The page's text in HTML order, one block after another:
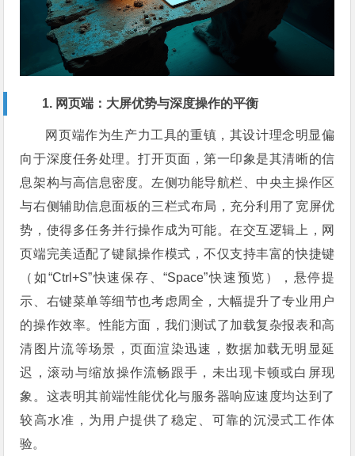
1. 网页端：大屏优势与深度操作的平衡
网页端作为生产力工具的重镇，其设计理念明显偏
向于深度任务处理。打开页面，第一印象是其清晰的信
息架构与高信息密度。左侧功能导航栏、中央主操作区
与右侧辅助信息面板的三栏式布局，充分利用了宽屏优
势，使得多任务并行操作成为可能。在交互逻辑上，网
页端完美适配了键鼠操作模式，不仅支持丰富的快捷键
（如“Ctrl+S”快速保存、“Space”快速预览），悬停提
示、右键菜单等细节也考虑周全，大幅提升了专业用户
的操作效率。性能方面，我们测试了加载复杂报表和高
清图片流等场景，页面渲染迅速，数据加载无明显延
迟，滚动与缩放操作流畅跟手，未出现卡顿或白屏现
象。这表明其前端性能优化与服务器响应速度均达到了
较高水准，为用户提供了稳定、可靠的沉浸式工作体
验。